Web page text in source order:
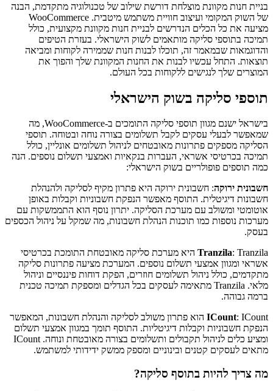
בניית חנות מקוונת מוצלחת דורשת שילוב של טכנולוגיה מתקדמת, הבנה
של השוק המקומי ועיצוב חוויית משתמש מיטבית. WooCommerce
מציעה את כל הכלים הנדרשים לבניית חנות מקוונת מקצועית, כולל
תמיכה בתוספי סליקה מותאמים לשוק הישראלי. בעזרת הטיפים
והדוגמאות שבמאמר זה, תוכלו לבנות חנות שממירה לקוחות ומביאה
תוצאות. התחל עכשיו לבנות את החנות המקוונת שלך והפוך את
המוצרים שלך לנגישים ללקוחות בכל העולם.
תוספי סליקה בשוק הישראלי
בישראל ישנם מגוון תוספי סליקה התומכים ב-WooCommerce, מה
שמאפשר לבעלי עסקים לקבל תשלומים בצורה נוחה ובטוחה. תוספי
הסליקה מספקים פתרונות מאובטחים לניהול תשלומים אונליין, כולל
תמיכה בכרטיסי אשראי, העברות בנקאיות ואמצעי תשלום נוספים. הנה
כמה תוספים פופולריים בשוק הישראלי:
חשבונית ירוקה: חשבונית ירוקה היא פתרון מקיף לסליקה ולהנהלת
חשבונות דיגיטלית. התוסף מאפשר הנפקת חשבוניות וקבלות באופן
אוטומטי ומשולב עם מערכת הסליקה. יתרון נוסף הוא התממשקות עם
מערכות נוספות כמו תוכנות הנהלת חשבונות, מה שמקל על ניהול הכספים
בעסק.
Tranzila : Tranzila היא מערכת סליקה מאובטחת התומכת בכרטיסי
אשראי ומגוון אמצעי תשלום נוספים. המערכת מציעה פתרונות סליקה
מתקדמים, כולל ניהול תשלומים חוזרים, הפקת דוחות פיננסיים וניהול
מלאי. Tranzila מתאימה לעסקים בכל הגדלים ומספקת תמיכה טכנית
ברמה גבוהה.
ICount : ICount הוא פתרון משולב לסליקה והנהלת חשבונות, המאפשר
הנפקת חשבוניות וקבלות דיגיטליות. התוסף תומך במגוון אמצעי תשלום
ומציע כלים לניהול תקבולים ותשלומים בצורה מאובטחת ונוחה. ICount
מתאים לעסקים קטנים ובינוניים ומספק ממשק ידידותי למשתמש.
מה צריך להיות בתוסף סליקה?